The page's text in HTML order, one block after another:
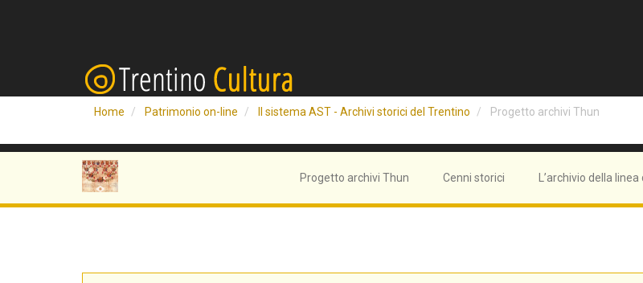
Home Patrimonio on-line Il sistema AST - Archivi storici del Trentino Progetto archivi Thun
Progetto archivi Thun Cenni storici L’archivio della